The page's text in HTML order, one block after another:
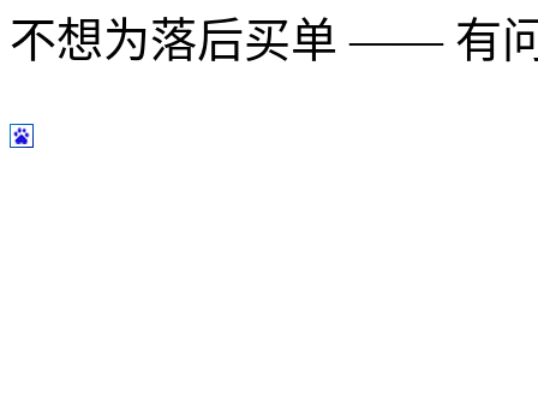
不想为落后买单 —— 有